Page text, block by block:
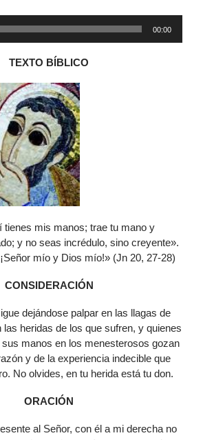
00:00
TEXTO BÍBLICO
tienes mis manos; trae tu mano y
y no seas incrédulo, sino creyente».
mío y Dios mío!» (Jn 20, 27-28)
CONSIDERACIÓN
dejándose palpar en las llagas de
heridas de los que sufren, y quienes
manos en los menesterosos gozan
y de la experiencia indecible que
No olvides, en tu herida está tu don.
ORACIÓN
al Señor, con él a mi derecha no